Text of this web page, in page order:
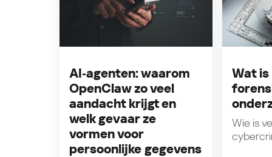
AI‑agenten: waarom
OpenClaw zo veel
aandacht krijgt en
welk gevaar ze
vormen voor
persoonlijke gegevens
Wat
Wie is